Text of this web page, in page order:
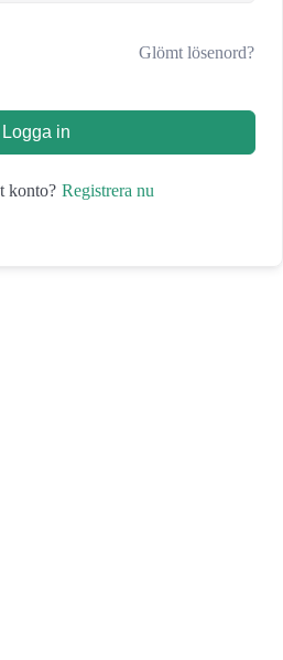
Glömt lösenord?
Logga in
konto? Registrera nu